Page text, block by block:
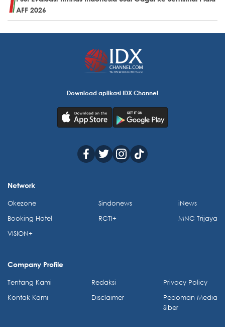
AFF 2026
Download aplikasi IDX Channel
Network
Okezone
Booking Hotel
VISION+
Sindonews
RCTI+
iNews
MNC Trijaya
Company Profile
Tentang Kami
Kontak Kami
Redaksi
Disclaimer
Privacy Policy
Pedoman Media
Siber